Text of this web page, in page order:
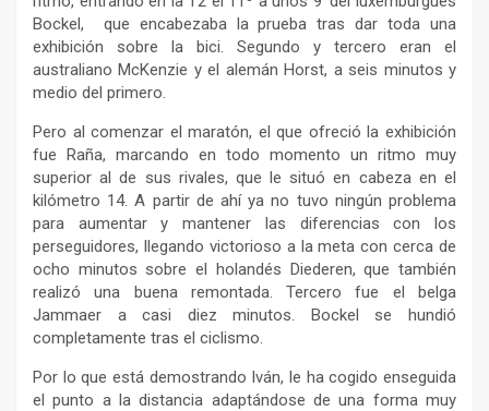
Bockel, que encabezaba la prueba tras dar toda una
exhibición sobre la bici. Segundo y tercero eran el
australiano McKenzie y el alemán Horst, a seis minutos y
medio del primero.
Pero al comenzar el maratón, el que ofreció la exhibición
fue Raña, marcando en todo momento un ritmo muy
superior al de sus rivales, que le situó en cabeza en el
kilómetro 14. A partir de ahí ya no tuvo ningún problema
para aumentar y mantener las diferencias con los
perseguidores, llegando victorioso a la meta con cerca de
ocho minutos sobre el holandés Diederen, que también
realizó una buena remontada. Tercero fue el belga
Jammaer a casi diez minutos. Bockel se hundió
completamente tras el ciclismo.
Por lo que está demostrando Iván, le ha cogido enseguida
el punto a la distancia adaptándose de una forma muy